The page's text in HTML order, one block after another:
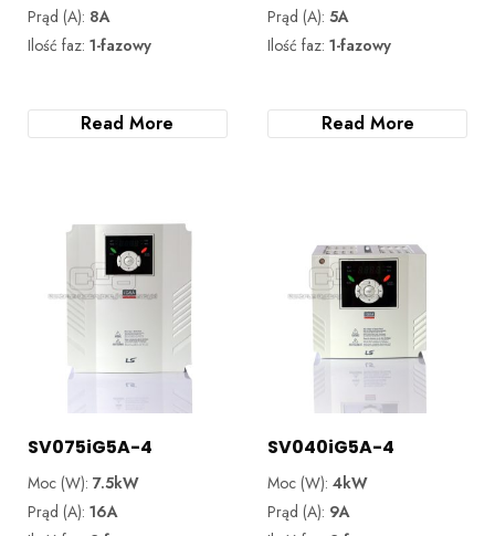
Prąd (A): 8A
Ilość faz: 1-fazowy
Read More
Prąd (A):5A
Ilość faz:1-fazowy
Read More
SV075iG5A-4
Moc (W): 7.5kW
Prąd (A): 16A
SV040iG5A-4
Moc (W):4kW
Prąd (A): 9A